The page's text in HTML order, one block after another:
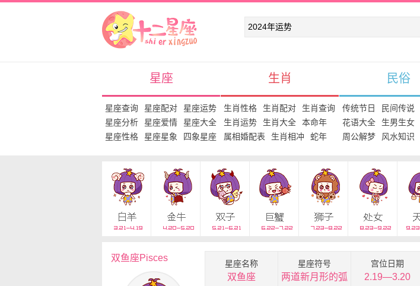
十二星座网
星座
星座查询 星座配对
星座运势
星座分析
星座爱情
星座大全
星座性格
星座星象 四象星座
生肖
生肖性格 生肖配对
生肖查询
生肖运势
生肖大全
本命年
属相婚配表
生肖相冲 蛇年
民俗
传统节日 民间传说
花语大全
生男生女
周公解梦
风水知识
双鱼座Pisces
星座名称
双鱼座
星座符号
两道新月形的弧
宫位日期
2.19—3.20